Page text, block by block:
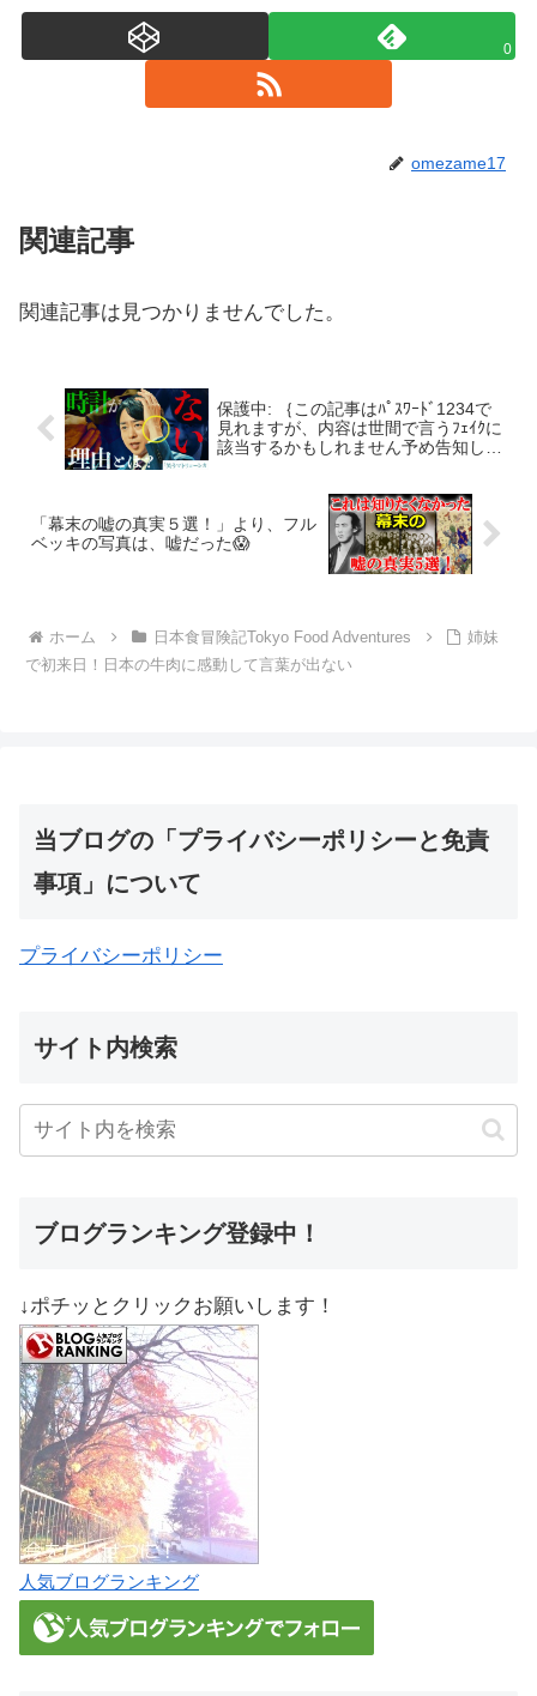
0
omezame17
関連記事
関連記事は見つかりませんでした。
保護中: ｛この記事はﾊﾟｽﾜｰﾄﾞ1234で
見れますが、内容は世間で言うﾌｪｲｸに
該当するかもしれません予め告知しま
現在のリアルな世界と被っていて、何
かを暗示？
「幕末の嘘の真実５選！」より、フル
ベッキの写真は、嘘だった😱
ホーム 日本食冒険記Tokyo Food Adventures
姉妹
で初来日！日本の牛肉に感動して言葉が出ない
当ブログの「プライバシーポリシーと免責
事項」について
プライバシーポリシー
サイト内検索
ブログランキング登録中！
↓ポチッとクリックお願いします！
人気ブログランキング